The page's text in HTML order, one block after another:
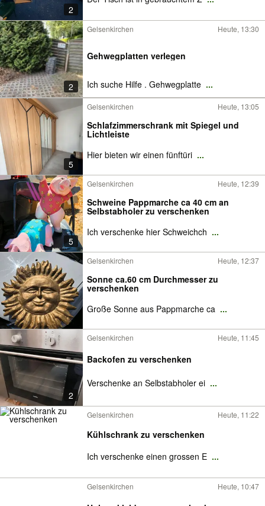
2
2
Gelsenkirchen Heute, 13:30
Gehwegplatten verlegen
Ich suche Hilfe . Gehwegplatte ...
5
Gelsenkirchen Heute, 13:05
Schlafzimmerschrank mit Spiegel und
Lichtleiste
Hier bieten wir einen fünftüri ...
5
Gelsenkirchen Heute, 12:39
Schweine Pappmarche ca 40 cm an
Selbstabholer zu verschenken
Ich verschenke hier Schweichch ...
Gelsenkirchen Heute, 12:37
Sonne ca.60 cm Durchmesser zu
verschenken
Große Sonne aus Pappmarche ca ...
2
Gelsenkirchen Heute, 11:45
Backofen zu verschenken
Verschenke an Selbstabholer ei ...
Gelsenkirchen Heute, 11:22
Kühlschrank zu verschenken
Ich verschenke einen grossen E ...
Gelsenkirchen Heute, 10:47